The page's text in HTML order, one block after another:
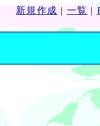
新規作成 | 一覧 |